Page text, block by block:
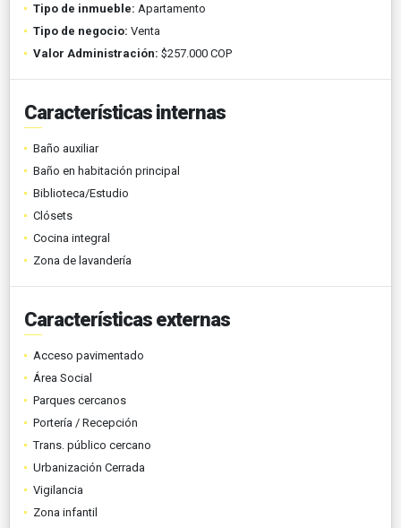
Tipo de inmueble: Apartamento
Tipo de negocio: Venta
Valor Administración: $257.000 COP
Características internas
Baño auxiliar
Baño en habitación principal
Biblioteca/Estudio
Clósets
Cocina integral
Zona de lavandería
Características externas
Acceso pavimentado
Área Social
Parques cercanos
Portería / Recepción
Trans. público cercano
Urbanización Cerrada
Vigilancia
Zona infantil